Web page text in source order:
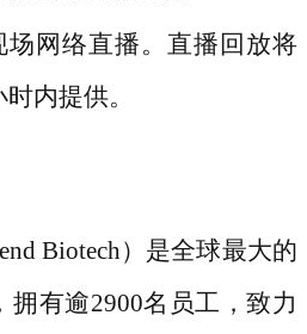
场网络直播。直播回放将
内提供。
Biotech）是全球最大的
有逾2900名员工，致力